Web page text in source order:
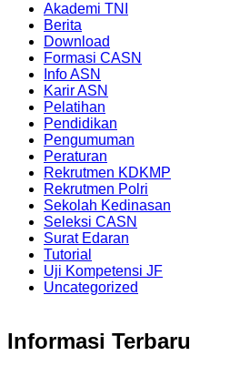
Akademi TNI
Berita
Download
Formasi CASN
Info ASN
Karir ASN
Pelatihan
Pendidikan
Pengumuman
Peraturan
Rekrutmen KDKMP
Rekrutmen Polri
Sekolah Kedinasan
Seleksi CASN
Surat Edaran
Tutorial
Uji Kompetensi JF
Uncategorized
Informasi Terbaru